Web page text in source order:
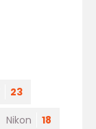
23
Nikon 18